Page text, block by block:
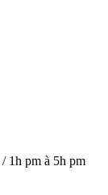
/ 1h pm à 5h pm